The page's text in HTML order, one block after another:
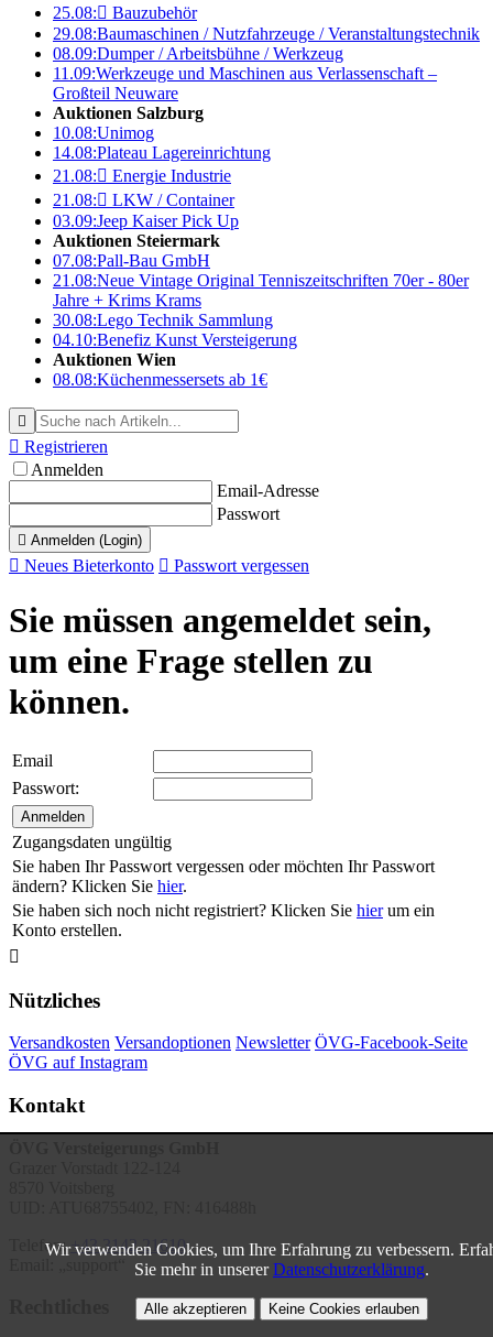
25.08: Bauzubehör
29.08:Baumaschinen / Nutzfahrzeuge / Veranstaltungstechnik
08.09:Dumper / Arbeitsbühne / Werkzeug
11.09:Werkzeuge und Maschinen aus Verlassenschaft –
Großteil Neuware
Auktionen Salzburg
10.08:Unimog
14.08:Plateau Lagereinrichtung
21.08: Energie Industrie
21.08: LKW / Container
03.09:Jeep Kaiser Pick Up
Auktionen Steiermark
07.08:Pall-Bau GmbH
21.08:Neue Vintage Original Tenniszeitschriften 70er - 80er
Jahre + Krims Krams
30.08:Lego Technik Sammlung
04.10:Benefiz Kunst Versteigerung
Auktionen Wien
08.08:Küchenmessersets ab 1€

 Registrieren
Anmelden
Email-Adresse
Passwort
 Anmelden (Login)
 Neues Bieterkonto  Passwort vergessen
Wir verwenden Cookies, um Ihre Erfahrung zu verbessern.
Sie mehr in unsererDatenschutzerklärung.
Alle akzeptieren Keine Cookies erlauben
Sie müssen angemeldet sein,
um eine Frage stellen zu
können.
Email
Passwort:
Zugangsdaten ungültig
Sie haben Ihr Passwort vergessen oder möchten Ihr Passwort
ändern? Klicken Sie hier.
Sie haben sich noch nicht registriert? Klicken Sie hierum ein
Konto erstellen.

Nützliches
Versandkosten Versandoptionen Newsletter ÖVG-Facebook-Seite
ÖVG auf Instagram
Kontakt
Telefon:+43 3142 21610